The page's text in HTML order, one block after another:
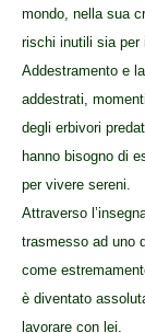
mondo, nella sua
rischi inutili sia per
Addestramento e
addestrati,
degli erbivori
hanno bisogno di
per vivere sereni.
Attraverso
trasmesso ad uno
come
è diventato
lavorare con lei.